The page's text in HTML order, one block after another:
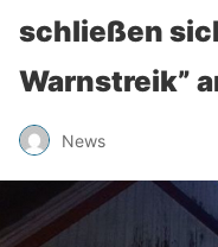
schließen
Warnstreik”
News